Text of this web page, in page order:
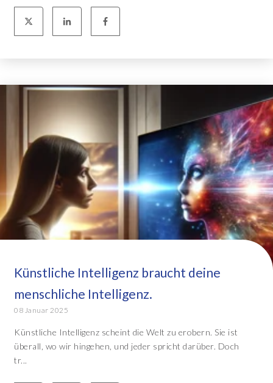
Künstliche Intelligenz braucht deine
menschliche Intelligenz.
08 Januar 2025
Künstliche Intelligenz scheint die Welt zu erobern. Sie ist
überall, wo wir hingehen, und jeder spricht darüber. Doch
tr...